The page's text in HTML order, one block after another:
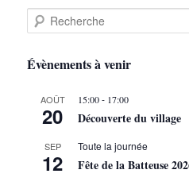
e
h
Évènements à venir
AOÛT
20
15:00- 17:00
Découverte du village
SEP
12
Toute la journée
Fête de la Batteuse